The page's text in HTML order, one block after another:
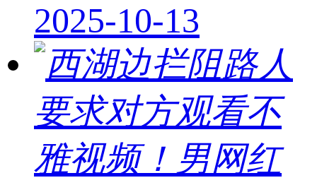
2025-10-13